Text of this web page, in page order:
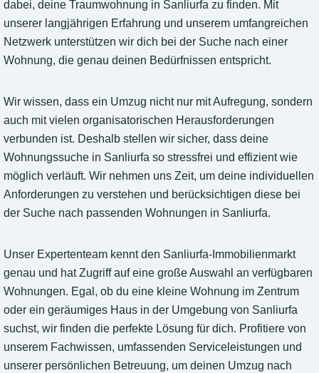
dabei, deine Traumwohnung in Sanliurfa zu finden. Mit
unserer langjährigen Erfahrung und unserem umfangreichen
Netzwerk unterstützen wir dich bei der Suche nach einer
Wohnung, die genau deinen Bedürfnissen entspricht.
Wir wissen, dass ein Umzug nicht nur mit Aufregung, sondern
auch mit vielen organisatorischen Herausforderungen
verbunden ist. Deshalb stellen wir sicher, dass deine
Wohnungssuche in Sanliurfa so stressfrei und effizient wie
möglich verläuft. Wir nehmen uns Zeit, um deine individuellen
Anforderungen zu verstehen und berücksichtigen diese bei
der Suche nach passenden Wohnungen in Sanliurfa.
Unser Expertenteam kennt den Sanliurfa-Immobilienmarkt
genau und hat Zugriff auf eine große Auswahl an verfügbaren
Wohnungen. Egal, ob du eine kleine Wohnung im Zentrum
oder ein geräumiges Haus in der Umgebung von Sanliurfa
suchst, wir finden die perfekte Lösung für dich. Profitiere von
unserem Fachwissen, umfassenden Serviceleistungen und
unserer persönlichen Betreuung, um deinen Umzug nach